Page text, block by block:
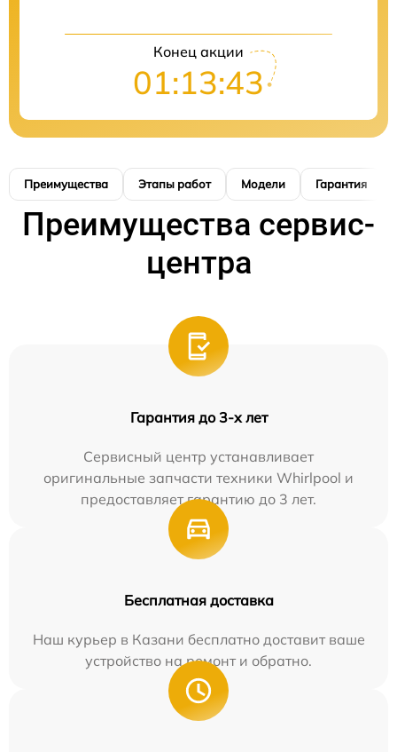
Конец акции
01:13:41
Преимущества Этапы работ Модели Гарантия
Преимущества сервис-
центра
Гарантия до 3-х лет
Сервисный центр устанавливает
оригинальные запчасти техники Whirlpool и
предоставляет гарантию до 3 лет.
Бесплатная доставка
Наш курьер в Казани бесплатно доставит ваше
устройство на ремонт и обратно.